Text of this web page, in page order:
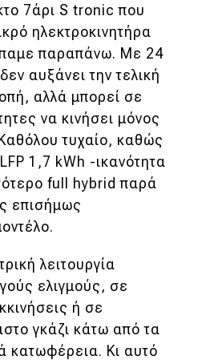
7άρι S tronic που
ηλεκτροκινητήρα
παραπάνω. Με 24
αυξάνει την τελική
αλλά μπορεί σε
να κινήσει μόνος
τυχαίο, καθώς
1,7 kWh -ικανότητα
full hybrid παρά
επισήμως
λειτουργία
ελιγμούς, σε
ή σε
γκάζι κάτω από τα
κατωφέρεια. Κι αυτό